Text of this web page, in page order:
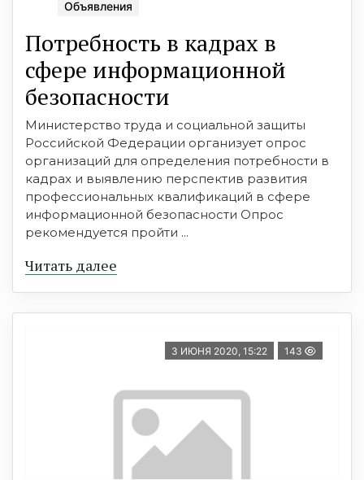
Объявления
Потребность в кадрах в
сфере информационной
безопасности
Министерство труда и социальной защиты
Российской Федерации организует опрос
организаций для определения потребности в
кадрах и выявлению перспектив развития
профессиональных квалификаций в сфере
информационной безопасности Опрос
рекомендуется пройти ...
Читать далее
3 ИЮНЯ 2020, 15:22 143